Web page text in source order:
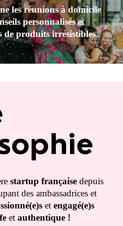
les réunions à domicile
personnaliséset
de produits irrésistibles.
startup françaisedepuis
des ambassadrices et
et engagé(e)s
et authentique !